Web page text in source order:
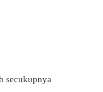
secukupnya